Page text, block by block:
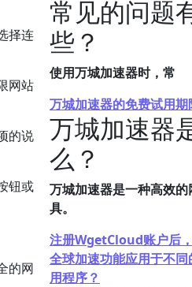
择连
网站
的说
钮或
的网
常见的问题
些？
使用万城加速器时，常
万城加速器的免费试用期
万城加速器
么？
万城加速器是一种高效
具。
注册WgetCloud账户后
全球加速功能应用于不
用程序？